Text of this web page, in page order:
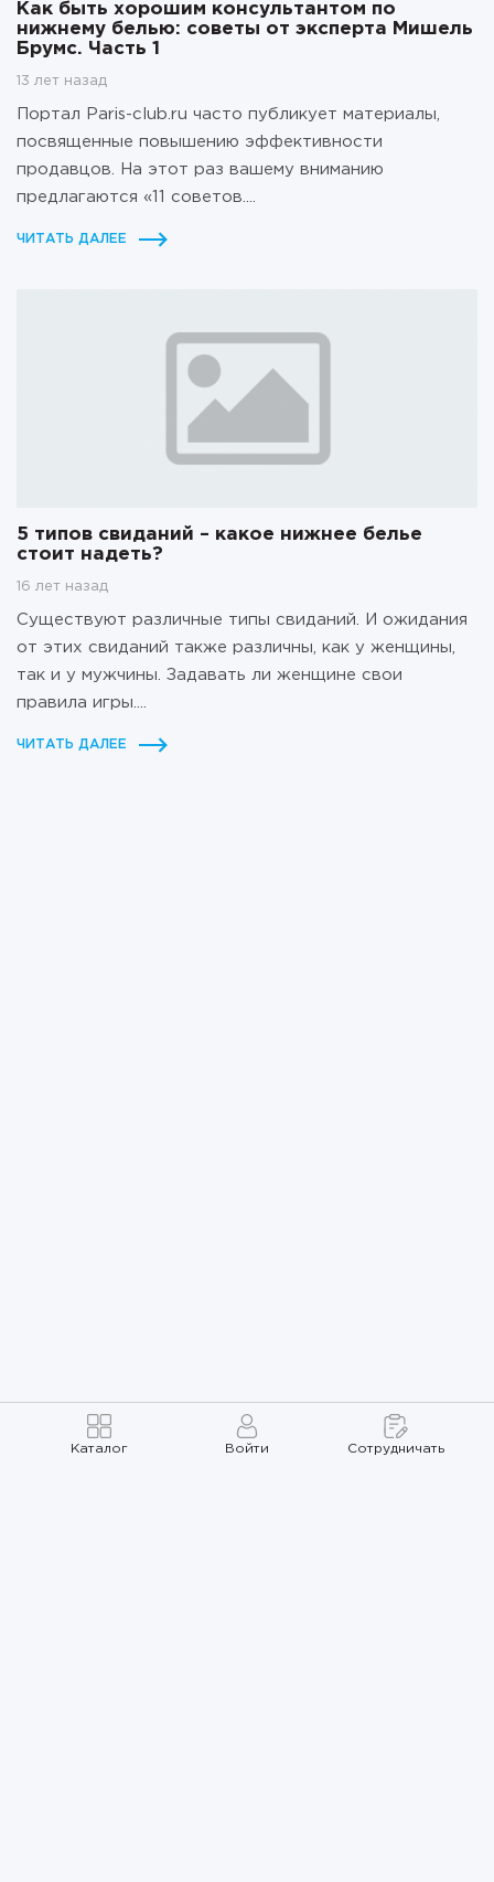
Каталог Войти Сотрудничать
Как быть хорошим консультантом по
нижнему белью: советы от эксперта Мишель
Брумс. Часть 1
13 лет назад
Портал Paris-club.ru часто публикует материалы,
посвященные повышению эффективности
продавцов. На этот раз вашему вниманию
предлагаются «11 советов....
ЧИТАТЬ ДАЛЕЕ
5 типов свиданий – какое нижнее белье
стоит надеть?
16 лет назад
Существуют различные типы свиданий. И ожидания
от этих свиданий также различны, как у женщины,
так и у мужчины. Задавать ли женщине свои
правила игры....
ЧИТАТЬ ДАЛЕЕ